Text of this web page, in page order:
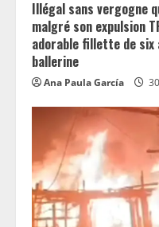
Illégal sans vergogne
malgré son expulsion
adorable fillette de six
ballerine
Ana Paula García